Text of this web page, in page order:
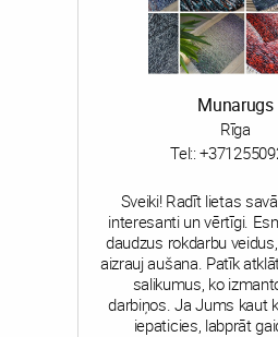
Munarugs
Rīga
Tel::
Sveiki! Radīt lietas
interesanti un vērtīgi.
daudzus rokdarbu
aizrauj aušana. Patīk
salikumus, ko
darbiņos. Ja Jums kaut
iepaticies, labprāt